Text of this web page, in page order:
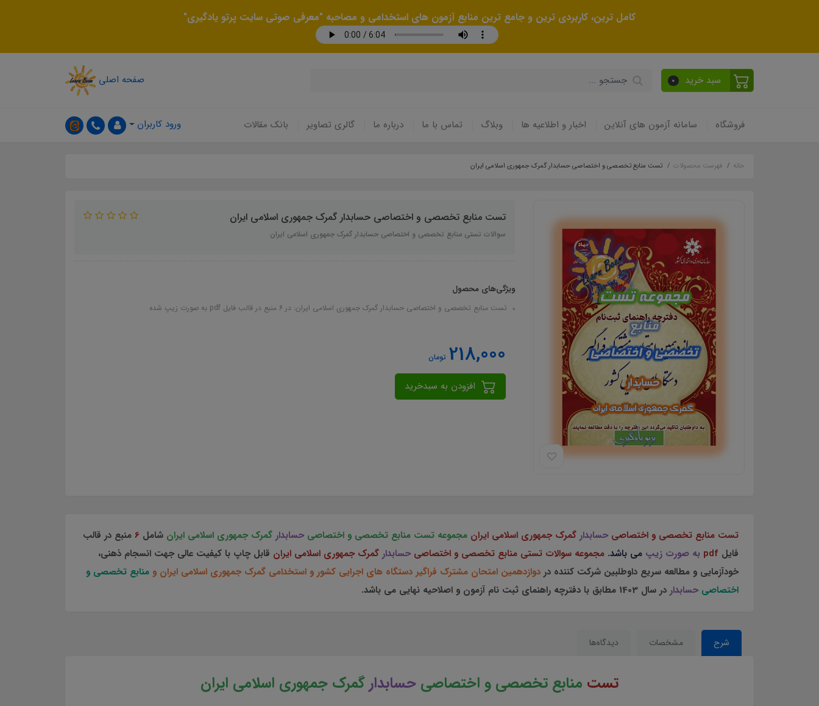
کامل ترین، کاربردی ترین و جامع ترین منابع آزمون های استخدامی و مصاحبه "معرفی صوتی سایت پرتو یادگیری"
سبد خرید 0 صفحه اصلی
فروشگاه سامانه آزمون های آنلاین اخبار و اطلاعیه ها وبلاگ تماس با ما درباره ما گالری تصاویر بانک مقالات ورود کاربران
خانه فهرست محصولات تست منابع تخصصی و اختصاصی حسابدار گمرک جمهوری اسلامی ایران
تست منابع تخصصی و اختصاصی حسابدار گمرک جمهوری اسلامی ایران
سوالات تستی منابع تخصصی و اختصاصی حسابدار گمرک جمهوری اسلامی ایران
ویژگی‌های محصول
تست منابع تخصصی و اختصاصی حسابدار گمرک جمهوری اسلامی ایران: در 6 منبع در قالب فایل pdf به صورت زیپ شده
218,000 تومان
تست منابع تخصصی و اختصاصی حسابدار گمرک جمهوری اسلامی ایران مجموعه تست منابع تخصصی و اختصاصی حسابدار گمرک جمهوری اسلامی ایران شامل 6 منبع در قالب
فایل pdf به صورت زیپ می باشد. مجموعه سوالات تستی منابع تخصصی و اختصاصی حسابدار گمرک جمهوری اسلامی ایران قابل چاپ با کیفیت عالی جهت انسجام ذهنی،
خودآزمایی و مطالعه سریع داوطلبین شرکت کننده در دوازدهمین امتحان مشترک فراگیر دستگاه های اجرایی کشور و استخدامی گمرک جمهوری اسلامی ایران و منابع تخصصی و
اختصاصی حسابدار در سال 1403 مطابق با دفترچه راهنمای ثبت نام آزمون و اصلاحیه نهایی می باشد.
شرح مشخصات دیدگاه‌ها
تست منابع تخصصی و اختصاصی حسابدار گمرک جمهوری اسلامی ایران